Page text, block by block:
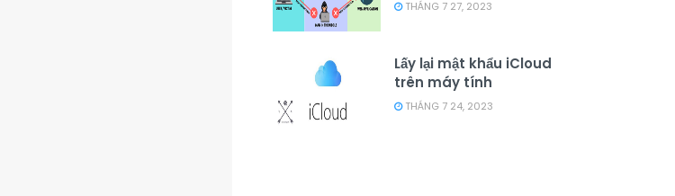
THÁNG 7 27, 2023
Lấy lại mật khẩu iCloud
trên máy tính
THÁNG 7 24, 2023